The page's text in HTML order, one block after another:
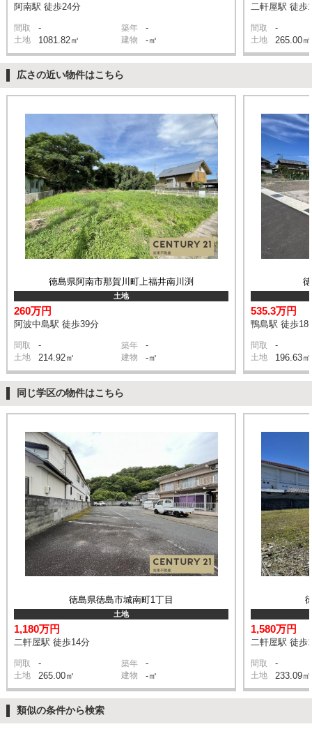
阿南駅 徒歩24分
間取 - 築年 -
土地 1081.82㎡ 建物 -㎡
二軒屋駅 徒歩
間取 -
土地 265.00㎡
広さの近い物件はこちら
徳島県阿南市那賀川町上福井南川渕
土地
260万円
阿波中島駅 徒歩39分
間取 - 築年 -
土地 214.92㎡ 建物 -㎡
535.3万円
鴨島駅 徒歩18
間取 -
土地 196.63㎡
同じ学区の物件はこちら
徳島県徳島市城南町1丁目
土地
1,180万円
二軒屋駅 徒歩14分
間取 - 築年 -
土地 265.00㎡ 建物 -㎡
1,580万円
二軒屋駅 徒歩
間取 -
土地 233.09㎡
類似の条件から検索